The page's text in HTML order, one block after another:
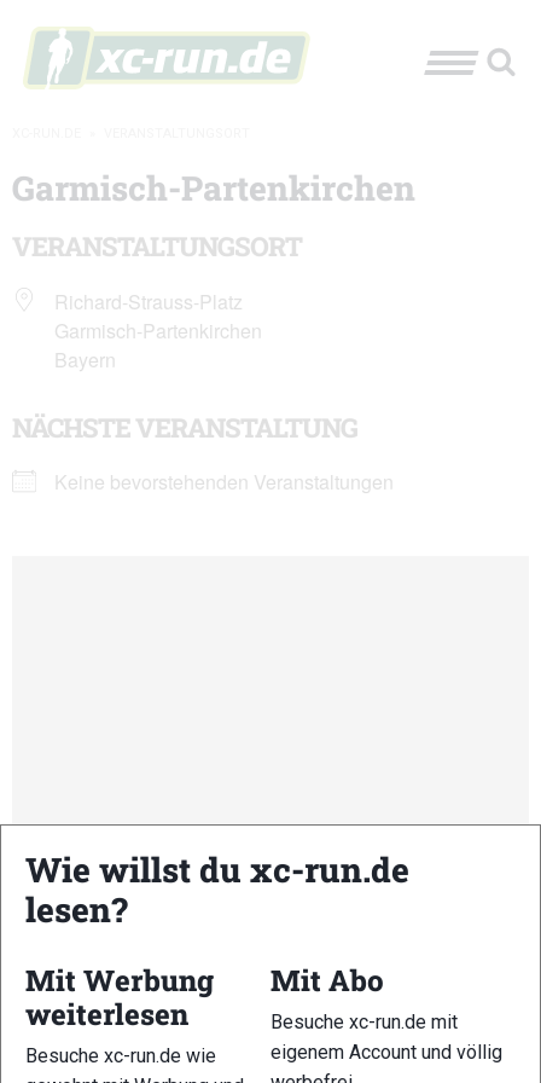
Garmisch-Partenkirchen
VERANSTALTUNGSORT
Richard-Strauss-Platz
Garmisch-Partenkirchen
Bayern
NÄCHSTE VERANSTALTUNG
Keine bevorstehenden Veranstaltungen
Kommende Veranstaltungen
<li>Keine Veranstaltungen an diesem Ort</li>
Wie willst du xc-run.de
lesen?
Mit Werbung
weiterlesen
Besuche xc-run.de wie
Mit Abo
Besuche xc-run.de mit
eigenem Account und völlig